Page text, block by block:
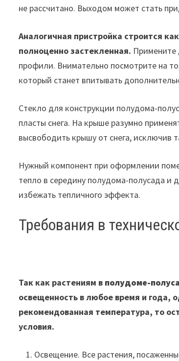
не рассчитано. Выходом может стать
Аналогичная пристройка строится
полноценно застекленная. Примените
профили. Внимательно посмотрите на
который станет впитывать
Стекло для конструкции полудома-
пласты снега. На крыше разумно
высвободить крышу от снега, исключив
Нужный компонент при оформлении
тепло в середину полудома-полусада и
избежать тепличного эффекта.
Требования в
Так как растениям в полудоме-
освещенность в любое время и года,
рекомендованная температура, то
условия.
Освещение. Все растения,